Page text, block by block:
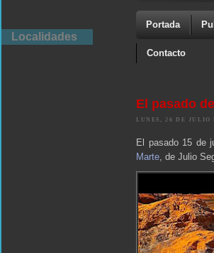
Portada
Contacto
El pasado
LUNES, 26 DE JULIO
El pasado 15 de
Marte , de Julio
Localidades